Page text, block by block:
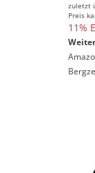
zuletzt
Preis
11%